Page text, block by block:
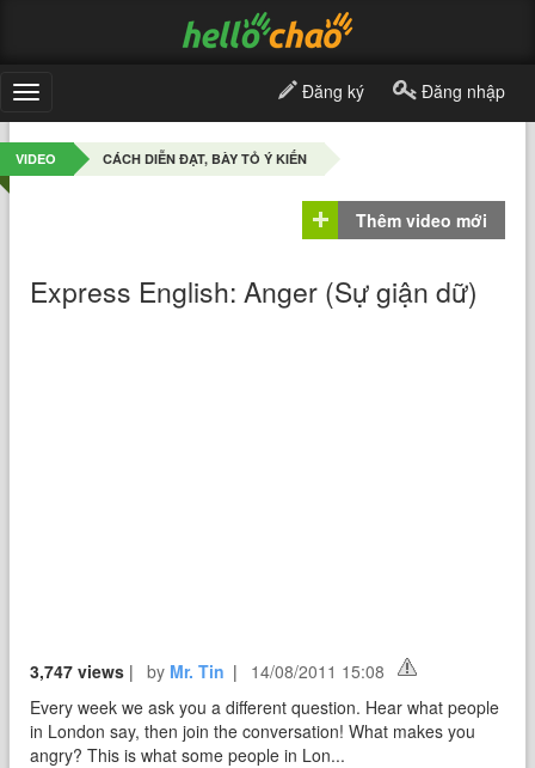
Toggle
navigation
Đăng ký Đăng nhập
VIDEO CÁCH DIỄN ĐẠT, BÀY TỎ Ý KIẾN
Thêm video mới
Express English: Anger (Sự giận dữ)
3,747 views | by Mr. Tin |
14/08/2011 15:08
Every week we ask you a different question. Hear what people
in London say, then join the conversation! What makes you
angry? This is what some people in Lon...